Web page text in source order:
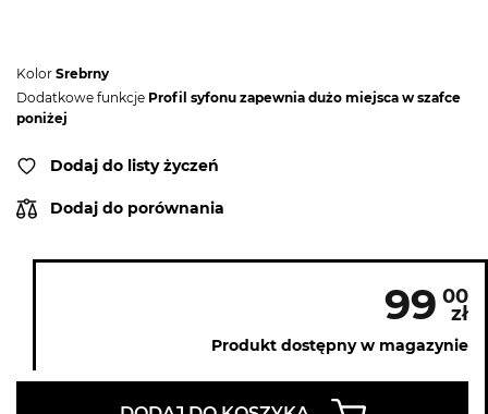
Kolor Srebrny
Dodatkowe funkcje Profil syfonu zapewnia dużo miejsca w szafce
poniżej
Dodaj do listy życzeń
Dodaj do porównania
99 00
zł
Produkt dostępny w magazynie